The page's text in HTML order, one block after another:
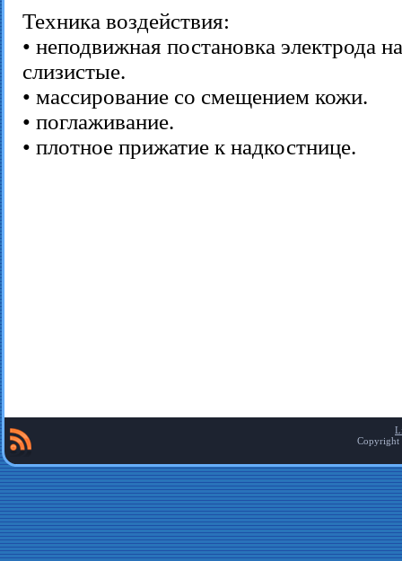
Техника воздействия:
• неподвижная постановка электрода
слизистые.
• массирование со смещением кожи.
• поглаживание.
• плотное прижатие к надкостнице.
Copyright